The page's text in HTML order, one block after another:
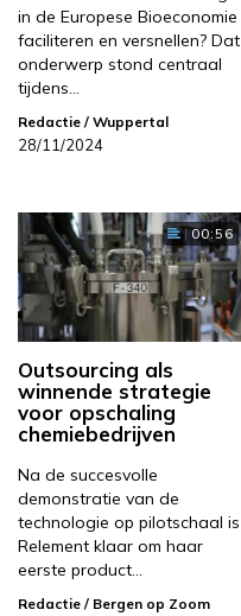
in de Europese Bioeconomie
faciliteren en versnellen? Dat
onderwerp stond centraal
tijdens…
Redactie / Wuppertal
28/11/2024
00:56
Outsourcing als
winnende strategie
voor opschaling
chemiebedrijven
Na de succesvolle
demonstratie van de
technologie op pilotschaal is
Relement klaar om haar
eerste product…
Redactie / Bergen op Zoom